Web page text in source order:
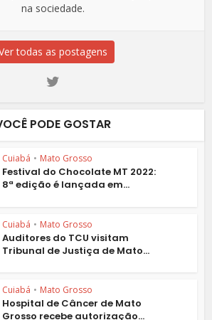
na sociedade.
todas as postagens
PODE GOSTAR
Cuiabá • Mato Grosso
Festival do Chocolate MT 2022:
8ª edição é lançada em...
Cuiabá • Mato Grosso
Auditores do TCU visitam
Tribunal de Justiça de Mato...
Cuiabá • Mato Grosso
Hospital de Câncer de Mato
Grosso recebe autorização...